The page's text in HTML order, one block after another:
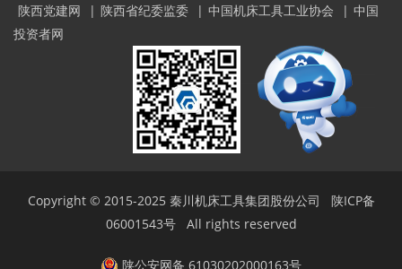
陕西党建网
| 陕西省纪委监委 | 中国机床工具工业协会 | 中国
投资者网
Copyright © 2015-2025 秦川机床工具集团股份公司
陕ICP备
06001543号All rights reserved
陕公安网备 61030202000163号